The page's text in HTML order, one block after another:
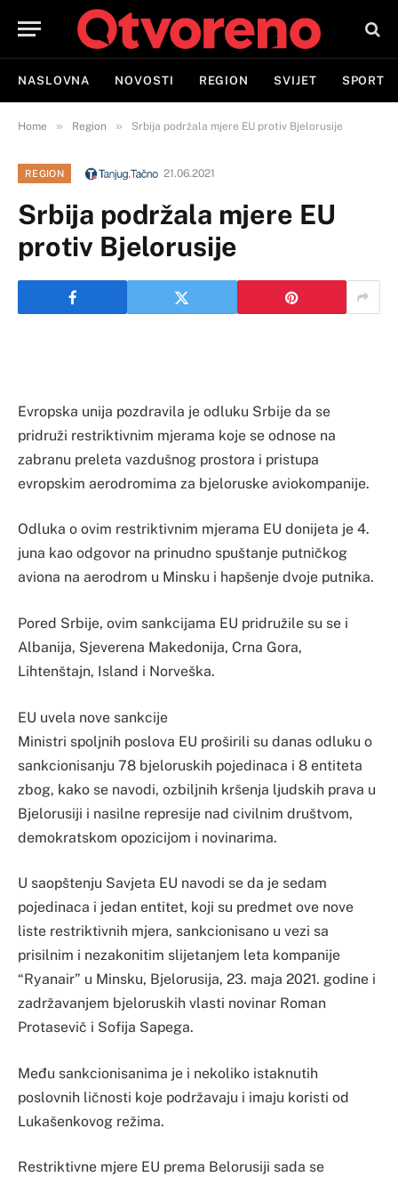
NASLOVNA NOVOSTI REGION SVIJET SPORT
Home » Region » Srbija podržala mjere EU protiv Bjelorusije
REGION 21.06.2021
Srbija podržala mjere EU
protiv Bjelorusije
Evropska unija pozdravila je odluku Srbije da se
pridruži restriktivnim mjerama koje se odnose na
zabranu preleta vazdušnog prostora i pristupa
evropskim aerodromima za bjeloruske aviokompanije.
Odluka o ovim restriktivnim mjerama EU donijeta je 4.
juna kao odgovor na prinudno spuštanje putničkog
aviona na aerodrom u Minsku i hapšenje dvoje putnika.
Pored Srbije, ovim sankcijama EU pridružile su se i
Albanija, Sjeverena Makedonija, Crna Gora,
Lihtenštajn, Island i Norveška.
EU uvela nove sankcije
Ministri spoljnih poslova EU proširili su danas odluku o
sankcionisanju 78 bjeloruskih pojedinaca i 8 entiteta
zbog, kako se navodi, ozbiljnih kršenja ljudskih prava u
Bjelorusiji i nasilne represije nad civilnim društvom,
demokratskom opozicijom i novinarima.
U saopštenju Savjeta EU navodi se da je sedam
pojedinaca i jedan entitet, koji su predmet ove nove
liste restriktivnih mjera, sankcionisano u vezi sa
prisilnim i nezakonitim slijetanjem leta kompanije
“Ryanair” u Minsku, Bjelorusija, 23. maja 2021. godine i
zadržavanjem bjeloruskih vlasti novinar Roman
Protasevič i Sofija Sapega.
Među sankcionisanima je i nekoliko istaknutih
poslovnih ličnosti koje podržavaju i imaju koristi od
Lukašenkovog režima.
Restriktivne mjere EU prema Belorusiji sada se